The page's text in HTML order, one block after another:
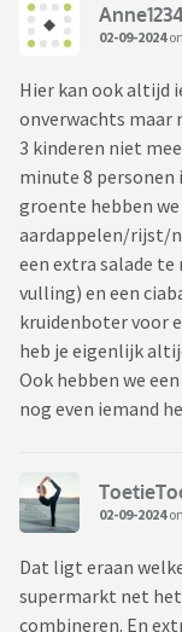
02-09-2024
Hier kan ook altijd
onverwachts maar
3 kinderen niet
minute 8 personen
groente hebben
aardappelen/rijst/
een extra salade
vulling) en een
kruidenboter voor
heb je eigenlijk
Ook hebben we
nog even iemand
02-09-2024
Dat ligt eraan
supermarkt net
combineren. En